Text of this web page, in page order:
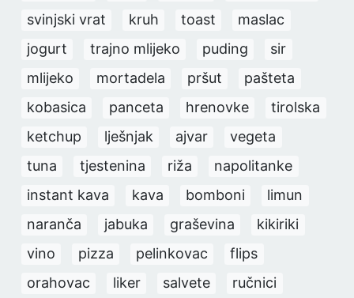
svinjski vrat
kruh toast
maslac
jogurt
trajno mlijeko puding
sir
mlijeko
mortadela pršut
pašteta
kobasica
panceta hrenovke
tirolska
ketchup
lješnjak ajvar
vegeta
tuna
tjestenina riža
napolitanke
instant kava
kava bomboni
limun
naranča
jabuka graševina
kikiriki
vino
pizza pelinkovac
flips
orahovac
liker salvete
ručnici